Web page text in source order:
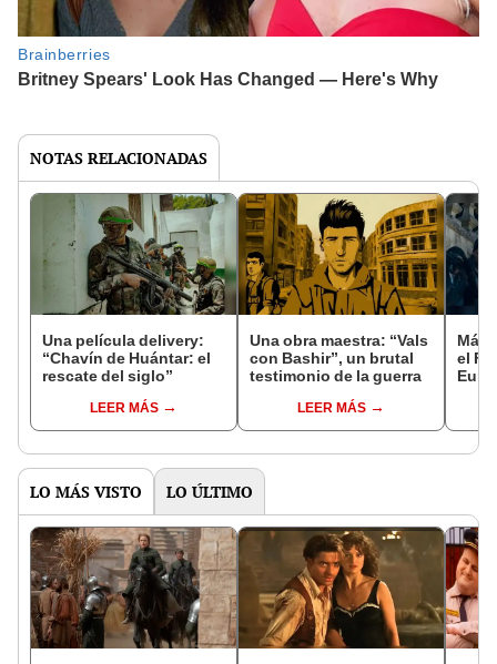
NOTAS RELACIONADAS
Una película delivery:
“Chavín de Huántar: el
rescate del siglo”
LEER MÁS
Una obra maestra: “Vals
con Bashir”, un brutal
testimonio de la guerra
LEER MÁS
Más
el
LO MÁS VISTO LO ÚLTIMO